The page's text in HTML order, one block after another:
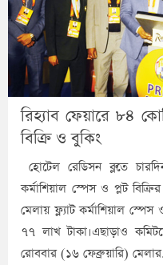
রিহ্যাব ফেয়ারে ৮৪
বিক্রি ও বুকিং
হোটেল রেডিসন ব্লুতে
কর্মাশিয়াল স্পেস ও প্লট
মেলায় ফ্ল্যাট কর্মাশিয়াল
৭৭ লাখ টাকা।এছাড়াও
রোববার (১৬ ফেব্রুয়ারি)